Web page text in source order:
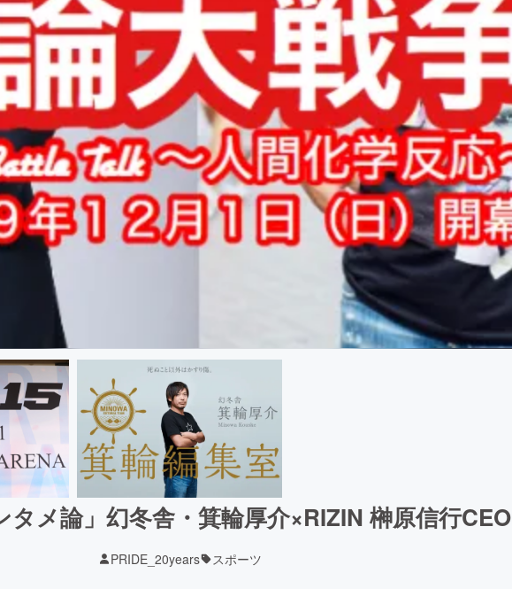
タメ論」幻冬舎・箕輪厚介×RIZIN 榊原信行CEO
PRIDE_20years スポーツ